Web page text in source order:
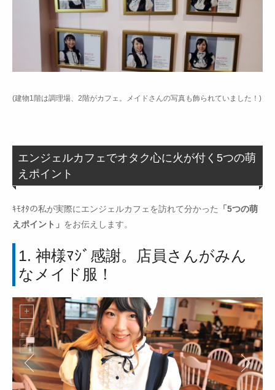
(建物1階は調理場、2階がカフェ。メイドさんの写真も飾られていました！)
エンジェルカフェでオタク心に火が付く5つの萌
えポイント
ｷﾓｵﾀの私が実際にエンジェルカフェを訪れて分かった
「5つの萌
えポイント」 をお伝えします。
1. 神様ﾏｼﾞ感謝。店員さんがみん
なメイド服！